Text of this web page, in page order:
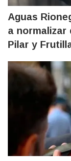
Aguas
a normalizar
Pilar y